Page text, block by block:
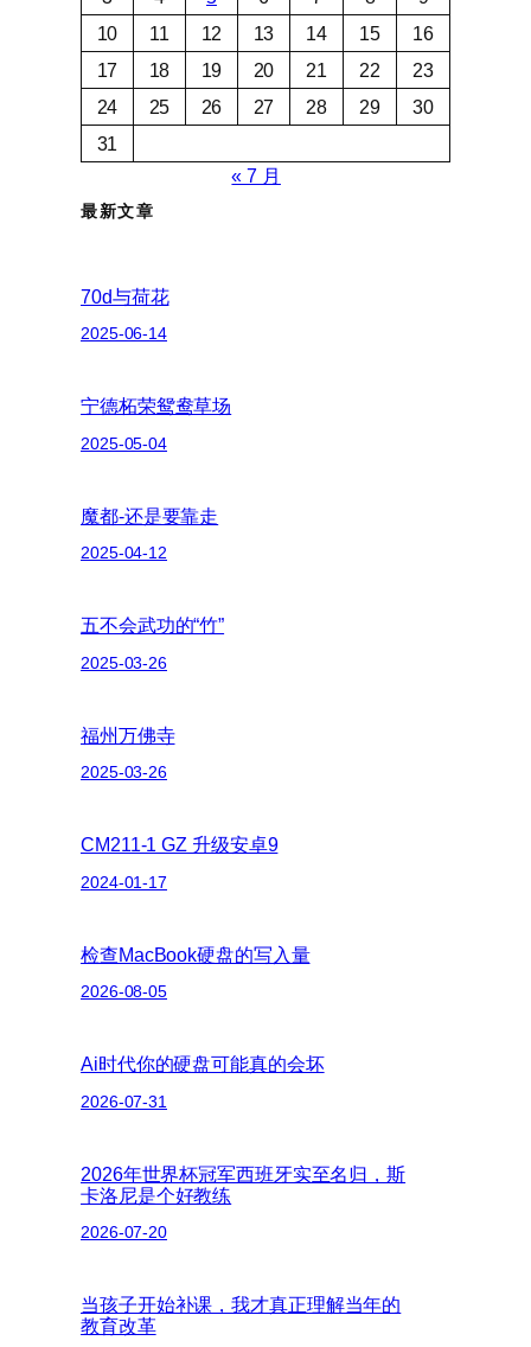
10
11 12 13 14 15
16
17
18 19 20 21 22
23
24
25 26 27 28 29
30
31
« 7 月
最新文章
70d与荷花
2025-06-14
宁德柘荣鸳鸯草场
2025-05-04
魔都-还是要靠走
2025-04-12
五不会武功的“竹”
2025-03-26
福州万佛寺
2025-03-26
CM211-1 GZ 升级安卓9
2024-01-17
检查MacBook硬盘的写入量
2026-08-05
Ai时代你的硬盘可能真的会坏
2026-07-31
2026年世界杯冠军西班牙实至名归，斯
卡洛尼是个好教练
2026-07-20
当孩子开始补课，我才真正理解当年的
教育改革